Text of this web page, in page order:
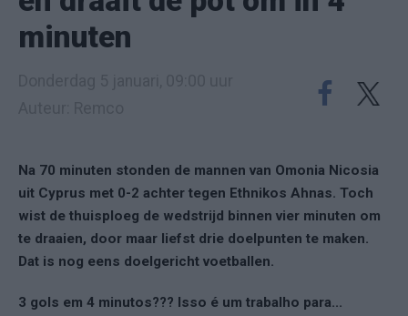
minuten
Na 70 minuten stonden de mannen van Omonia Nicosia
uit Cyprus met 0-2 achter tegen Ethnikos Ahnas. Toch
wist de thuisploeg de wedstrijd binnen vier minuten om
te draaien, door maar liefst drie doelpunten te maken.
Dat is nog eens doelgericht voetballen.
3 gols em 4 minutos??? Isso é um trabalho para...